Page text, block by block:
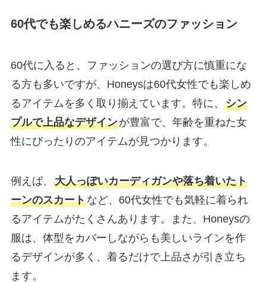
60代でも楽しめるハニーズのファッション
60代に入ると、ファッションの選び方に慎重にな
る方も多いですが、Honeysは60代女性でも楽しめ
るアイテムを多く取り揃えています。特に、 シン
プルで上品なデザインが豊富で、年齢を重ねた女
性にぴったりのアイテムが見つかります。
例えば、 大人っぽいカーディガンや落ち着いたト
ーンのスカートなど、60代女性でも気軽に着られ
るアイテムがたくさんあります。また、Honeysの
服は、体型をカバーしながらも美しいラインを作
るデザインが多く、着るだけで上品さが引き立ち
ます。